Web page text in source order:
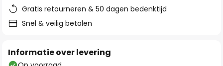
Gratis retourneren & 50 dagen bedenktijd
Snel & veilig betalen
Informatie over levering